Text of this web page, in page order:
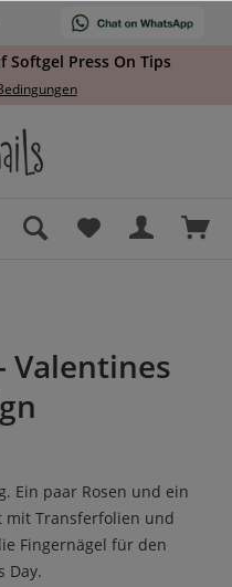
Softgel Press On Tips
Valentines
Ein paar Rosen und ein
mit Transferfolien und
Fingernägel für den
Day.